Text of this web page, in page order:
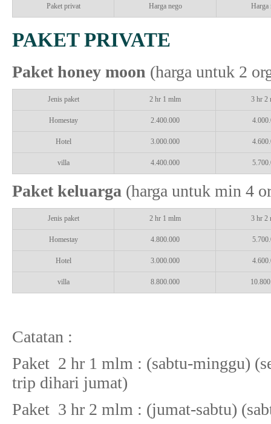
Paket privat Harga nego Harga
PAKET PRIVATE
Paket honey moon (harga untuk 2
Jenis paket 2 hr 1 mlm 3 hr 2
Homestay 2.400.000
Hotel 3.000.000
villa 4.400.000
Paket keluarga (harga untuk min 4
Jenis paket 2 hr 1 mlm 3 hr 2
Homestay 4.800.000
Hotel 3.000.000
villa 8.800.000
Catatan :
Paket 2 hr 1 mlm : (sabtu-minggu)
trip dihari jumat)
Paket 3 hr 2 mlm : (jumat-sabtu)